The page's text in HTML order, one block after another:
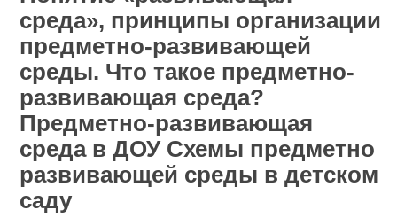
среда», принципы организации
предметно-развивающей
среды. Что такое предметно-
развивающая среда?
Предметно-развивающая
среда в ДОУ Схемы предметно
развивающей среды в детском
саду